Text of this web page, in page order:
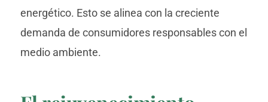
energético. Esto se alinea con la creciente
demanda de consumidores responsables con el
medio ambiente.